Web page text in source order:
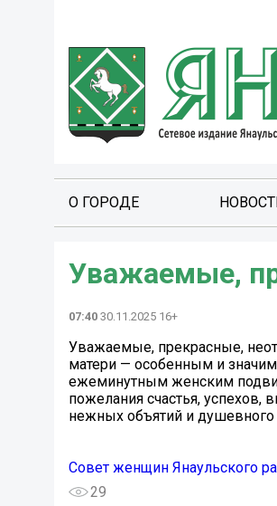
О ГОРОДЕ
Уважаемые,
07:40 30.11.2025 16+
Уважаемые, прекрасные,
матери — особенным и
ежеминутным женским
пожелания счастья,
нежных объятий и
Совет женщин Янаульского
29